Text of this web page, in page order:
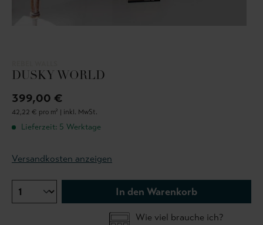
DUSKY WORLD
399,00 €
42,22 € pro m² | inkl. MwSt.
Lieferzeit: 5 Werktage
Versandkosten anzeigen
In den Warenkorb
Wie viel brauche ich?